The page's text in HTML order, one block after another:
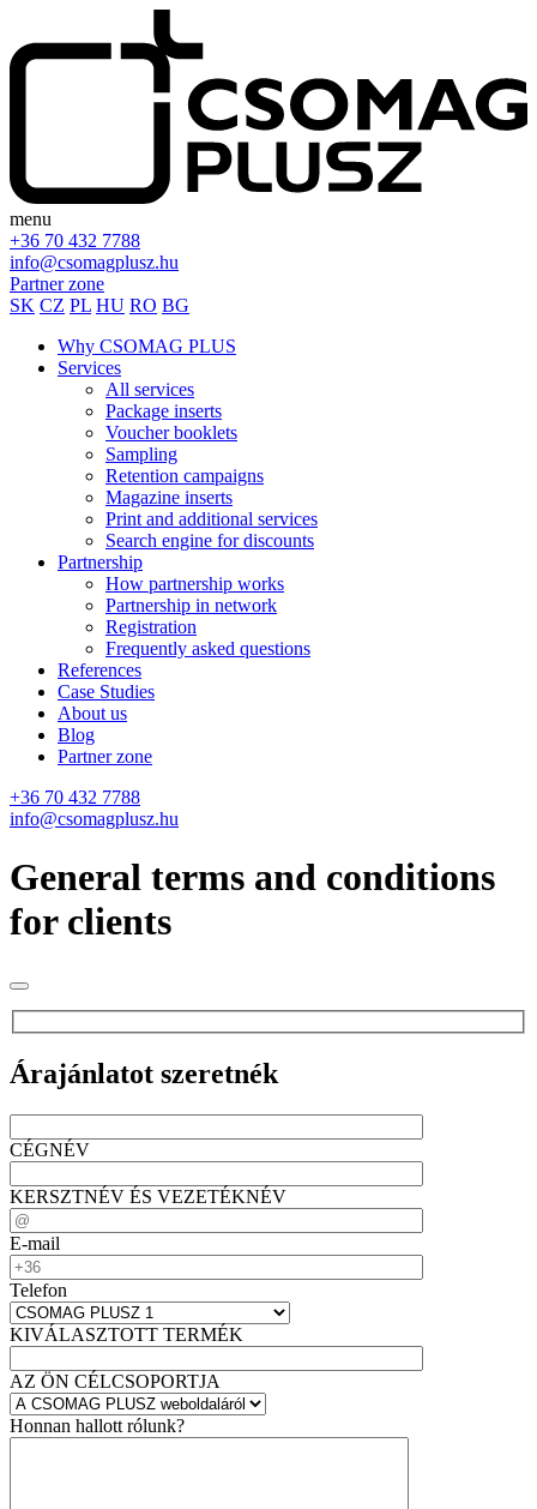
menu
+36 70 432 7788
info@csomagplusz.hu
Partner zone
SK CZ PL HU RO BG
Why CSOMAG PLUS
Services
All services
Package inserts
Voucher booklets
Sampling
Retention campaigns
Magazine inserts
Print and additional services
Search engine for discounts
Partnership
How partnership works
Partnership in network
Registration
Frequently asked questions
References
Case Studies
About us
Blog
Partner zone
+36 70 432 7788
info@csomagplusz.hu
General terms and conditions
for clients
Árajánlatot szeretnék
CÉGNÉV
KERSZTNÉV ÉS VEZETÉKNÉV
E-mail
Telefon
KIVÁLASZTOTT TERMÉK
AZ ÖN CÉLCSOPORTJA
Honnan hallott rólunk?